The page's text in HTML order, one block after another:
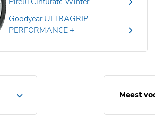
Goodyear ULTRAGRIP
PERFORMANCE +
Meest